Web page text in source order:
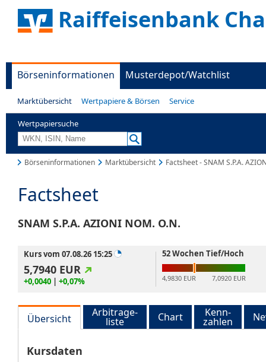
Raiffeisenbank
Börseninformationen Musterdepot/Watchlist
Marktübersicht Wertpapiere & Börsen Service
Wertpapiersuche
Börseninformationen Marktübersicht Factsheet - SNAM S.P.A.
Factsheet
SNAM S.P.A. AZIONI NOM. O.N.
Kurs vom 07.08.26 15:25
5,7940 EUR
+0,0040 | +0,07%
52 Wochen Tief/Hoch
4,9830 EUR 7,0920 EUR
Übersicht Arbitrage-
liste Chart Kenn-
zahlen
Kursdaten